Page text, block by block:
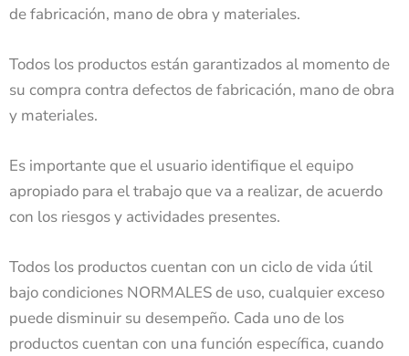
de fabricación, mano de obra y materiales.
Todos los productos están garantizados al momento de
su compra contra defectos de fabricación, mano de obra
y materiales.
Es importante que el usuario identifique el equipo
apropiado para el trabajo que va a realizar, de acuerdo
con los riesgos y actividades presentes.
Todos los productos cuentan con un ciclo de vida útil
bajo condiciones NORMALES de uso, cualquier exceso
puede disminuir su desempeño. Cada uno de los
productos cuentan con una función específica, cuando